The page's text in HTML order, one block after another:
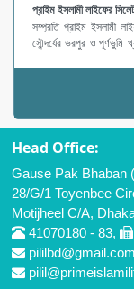
প্রাইম ইসলামী লাইফের
সম্প্রতি প্রাইম ইসলামী
সৌন্দর্যের ভরপুর ও পূর্ণভুমি
Head Office:
Gause Pak Bhaban
28/G/1 Toyenbee
Motijheel C/A,
41070180 - 83,
pililbd@gmail.com